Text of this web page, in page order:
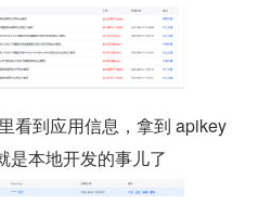
看到应用信息，拿到 apikey
是本地开发的事儿了